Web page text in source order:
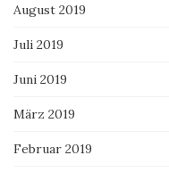
August 2019
Juli 2019
Juni 2019
März 2019
Februar 2019